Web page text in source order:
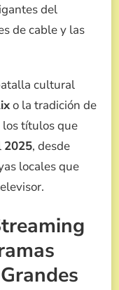
del
de cable y las
cultural
o la tradición de
los títulos que
2025, desde
locales que